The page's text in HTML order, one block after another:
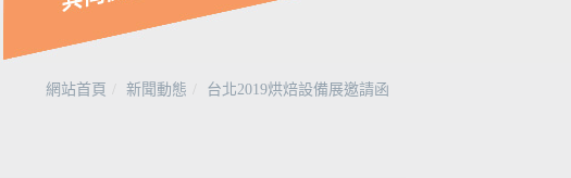
網站首頁 新聞動態 台北2019烘焙設備展邀請函